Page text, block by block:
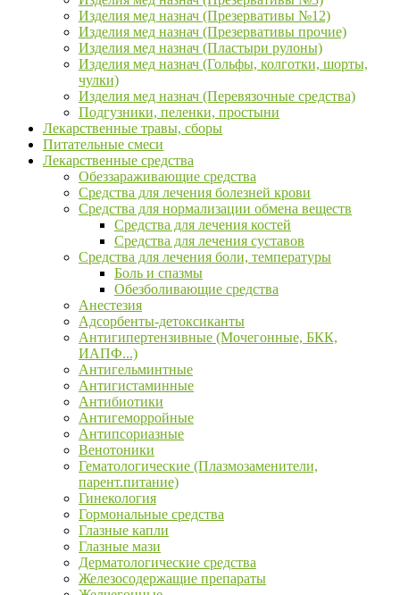
Изделия мед назнач (Презервативы №12)
Изделия мед назнач (Презервативы прочие)
Изделия мед назнач (Пластыри рулоны)
Изделия мед назнач (Гольфы, колготки, шорты,
чулки)
Изделия мед назнач (Перевязочные средства)
Подгузники, пеленки, простыни
Лекарственные травы, сборы
Питательные смеси
Лекарственные средства
Обеззараживающие средства
Средства для лечения болезней крови
Средства для нормализации обмена веществ
Средства для лечения костей
Средства для лечения суставов
Средства для лечения боли, температуры
Боль и спазмы
Обезболивающие средства
Анестезия
Адсорбенты-детоксиканты
Антигипертензивные (Мочегонные, БКК,
ИАПФ...)
Антигельминтные
Антигистаминные
Антибиотики
Антигеморройные
Антипсориазные
Венотоники
Гематологические (Плазмозаменители,
парент.питание)
Гинекология
Гормональные средства
Глазные капли
Глазные мази
Дерматологические средства
Железосодержащие препараты